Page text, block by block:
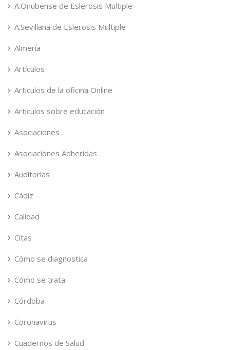
A.Onubense de Eslerosis Multiple
A.Sevillana de Eslerosis Multiple
Almería
Artículos
Articulos de la oficina Online
Articulos sobre educación
Asociaciones
Asociaciones Adheridas
Auditorías
Cádiz
Calidad
Citas
Cómo se diagnostica
Cómo se trata
Córdoba
Coronavirus
Cuadernos de Salud